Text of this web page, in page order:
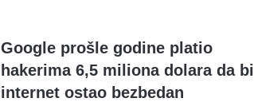
Google prošle godine platio
hakerima 6,5 miliona dolara da bi
internet ostao bezbedan